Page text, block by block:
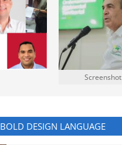
Screenshot
BOLD DESIGN LANGUAGE